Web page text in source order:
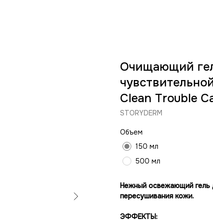
Очищающий
Clean Trouble
STORYDERM
Объем
150 мл
500 мл
Нежный освежающий гель
пересушивания кожи.
ЭФФЕКТЫ: